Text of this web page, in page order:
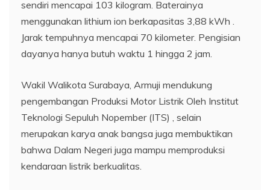
sendiri mencapai 103 kilogram. Baterainya
menggunakan lithium ion berkapasitas 3,88 kWh .
Jarak tempuhnya mencapai 70 kilometer. Pengisian
dayanya hanya butuh waktu 1 hingga 2 jam.
Wakil Walikota Surabaya, Armuji mendukung
pengembangan Produksi Motor Listrik Oleh Institut
Teknologi Sepuluh Nopember (ITS) , selain
merupakan karya anak bangsa juga membuktikan
bahwa Dalam Negeri juga mampu memproduksi
kendaraan listrik berkualitas.